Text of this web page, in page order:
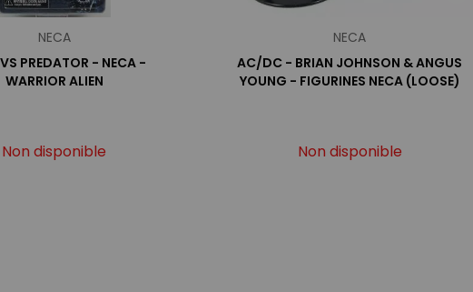
NECA
PREDATOR - NECA -
WARRIOR ALIEN
Non disponible
NECA
AC/DC - BRIAN JOHNSON & ANGUS
YOUNG - FIGURINES NECA (LOOSE)
Non disponible